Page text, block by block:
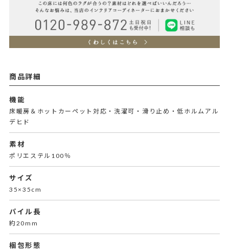
商品詳細
機能
床暖房＆ホットカーペット対応・洗濯可・滑り止め・低ホルムアル
デヒド
素材
ポリエステル100％
サイズ
35×35cm
パイル長
約20mm
梱包形態